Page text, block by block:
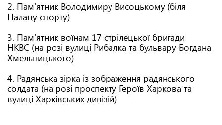
2. Пам'ятник Володимиру Висоцькому (біля
Палацу спорту)
3. Пам'ятник воїнам 17 стрілецької бригади
НКВС (на розі вулиці Рибалка та бульвару Богдана
Хмельницького)
4. Радянська зірка із зображення радянського
солдата (на розі проспекту Героїв Харкова та
вулиці Харківських дивізій)